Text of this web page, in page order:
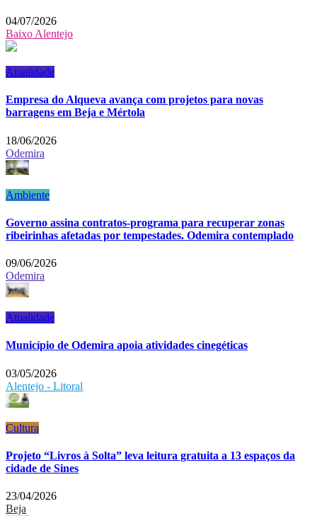
04/07/2026
Baixo Alentejo
Atualidade
Empresa do Alqueva avança com projetos para novas
barragens em Beja e Mértola
18/06/2026
Odemira
Ambiente
Governo assina contratos-programa para recuperar zonas
ribeirinhas afetadas por tempestades. Odemira contemplado
09/06/2026
Odemira
Atualidade
Município de Odemira apoia atividades cinegéticas
03/05/2026
Alentejo - Litoral
Cultura
Projeto “Livros à Solta” leva leitura gratuita a 13 espaços da
cidade de Sines
23/04/2026
Beja